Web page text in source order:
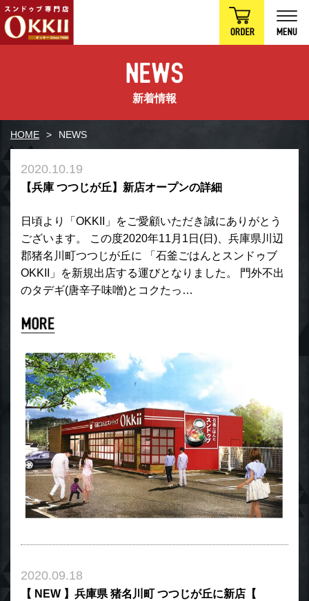
新着情報
HOME NEWS
2020.10.19
【兵庫 つつじが丘】新店オープンの詳細
日頃より「OKKII」をご愛顧いただき誠にありがとう
ございます。 この度2020年11月1日(日)、兵庫県川辺
郡猪名川町つつじが丘に 「石釜ごはんとスンドゥブ
OKKII」を新規出店する運びとなりました。 門外不出
のタデギ(唐辛子味噌)とコクたっ…
2020.09.18
【 NEW 】兵庫県 猪名川町 つつじが丘に新店【